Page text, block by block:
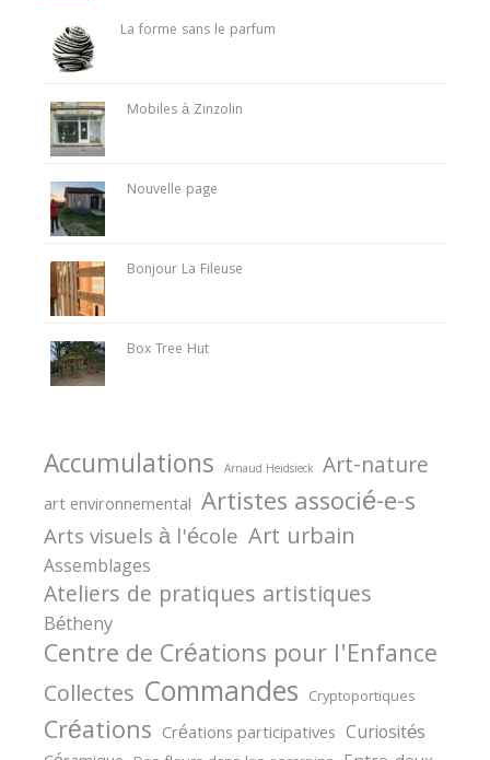
La forme sans le parfum
Mobiles à Zinzolin
Nouvelle page
Bonjour La Fileuse
Box Tree Hut
Accumulations Arnaud Heidsieck Art-nature
art environnemental Artistes associé-e-s
Arts visuels à l'école Art urbain
Assemblages
Ateliers de pratiques artistiques
Bétheny
Centre de Créations pour l'Enfance
Collectes Commandes Cryptoportiques
Créations Créations participatives Curiosités